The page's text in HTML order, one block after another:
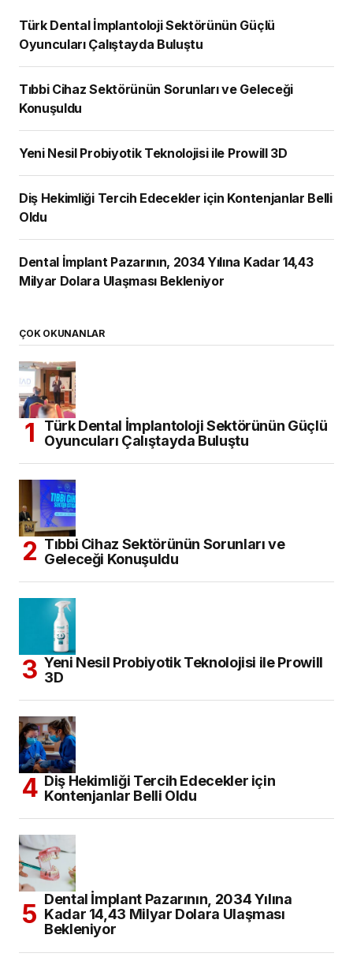
Türk Dental İmplantoloji Sektörünün Güçlü
Oyuncuları Çalıştayda Buluştu
Tıbbi Cihaz Sektörünün Sorunları ve Geleceği
Konuşuldu
Yeni Nesil Probiyotik Teknolojisi ile Prowill 3D
Diş Hekimliği Tercih Edecekler için Kontenjanlar Belli
Oldu
Dental İmplant Pazarının, 2034 Yılına Kadar 14,43
Milyar Dolara Ulaşması Bekleniyor
ÇOK OKUNANLAR
Türk Dental İmplantoloji Sektörünün Güçlü
Oyuncuları Çalıştayda Buluştu
Tıbbi Cihaz Sektörünün Sorunları ve
Geleceği Konuşuldu
Yeni Nesil Probiyotik Teknolojisi ile Prowill
3D
Diş Hekimliği Tercih Edecekler için
Kontenjanlar Belli Oldu
Dental İmplant Pazarının, 2034 Yılına
Kadar 14,43 Milyar Dolara Ulaşması
Bekleniyor